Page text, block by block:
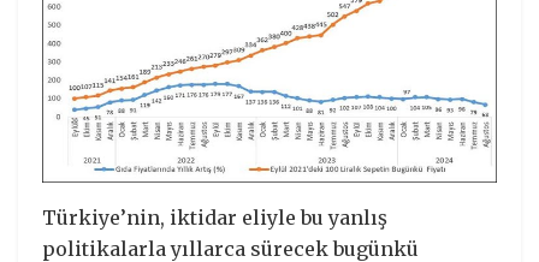
Türkiye’nin, iktidar eliyle bu yanlış
politikalarla yıllarca sürecek bugünkü